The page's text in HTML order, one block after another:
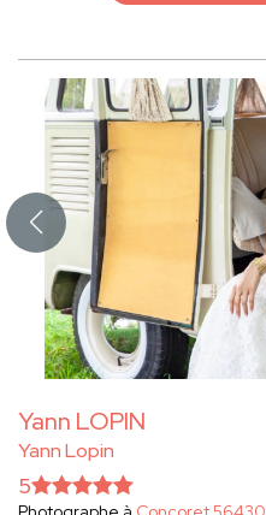
Yann LOPIN
Yann Lopin
5